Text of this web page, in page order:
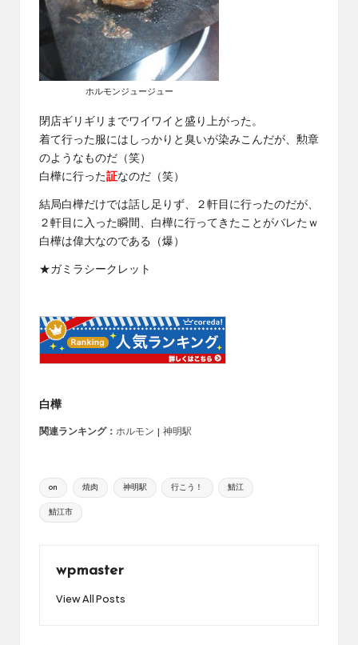
ホルモンジュージュー
閉店ギリギリまでワイワイと盛り上がった。
着て行った服にはしっかりと臭いが染みこんだが、勲章
のようなものだ（笑）
白樺に行った証なのだ（笑）
結局白樺だけでは話し足りず、２軒目に行ったのだが、
２軒目に入った瞬間、白樺に行ってきたことがバレたｗ
白樺は偉大なのである（爆）
★ガミラシークレット
白樺
関連ランキング： ホルモン 神明駅
Tags:
on 焼肉 神明駅 行こう！ 鯖江
鯖江市
wpmaster
View All Posts